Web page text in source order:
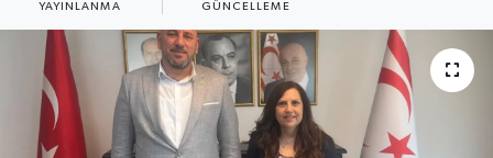
YAYINLANMA GÜNCELLEME